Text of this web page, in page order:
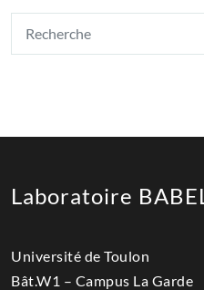
Laboratoire BABEL
Université de Toulon
Bât.W1 – Campus La Garde